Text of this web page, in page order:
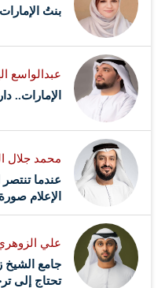
بنتُ
عبدالواسع
الإمارات..
محمد جلال
عندما
الإعلام
علي
جامع الشيخ
تحتاج إلى